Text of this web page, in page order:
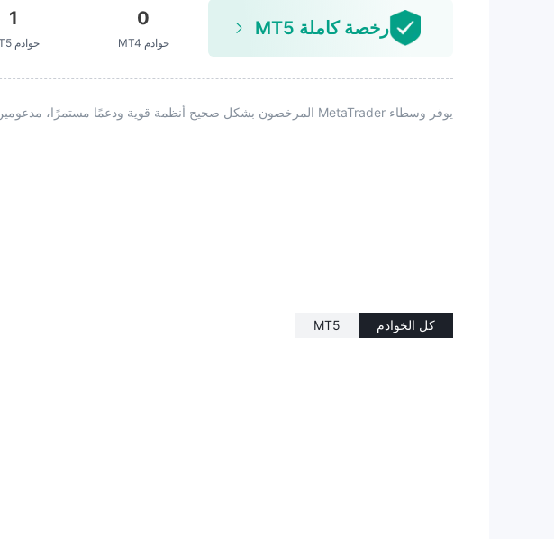
رخصة كاملة MT5 0
خوادم MT4
1
خوادم MT5
يوفر وسطاء MetaTrader المرخصون بشكل صحيح أنظمة قوية ودعمًا مستمرًا، مدعومين بعمليات ناضجة وتكنولوجيا متقدمة وضوابط مخاطر قوية.
كل الخوادم MT5